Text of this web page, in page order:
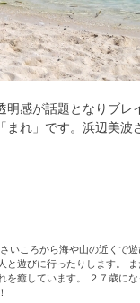
感が話題となりブレ
れ」です。浜辺美波
いころから海や山の近くで
遊びに行ったりします。
を癒しています。 ２７歳に